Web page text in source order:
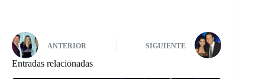
ANTERIOR SIGUIENTE
Entradas relacionadas